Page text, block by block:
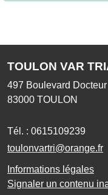
TOULON VAR
497 Boulevard
83000 TOULON
Tél. : 0615109239
toulonvartri@orange.fr
Informations légales
Signaler un contenu